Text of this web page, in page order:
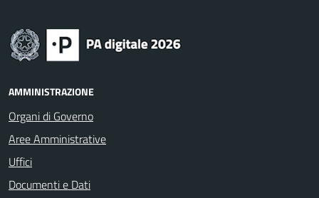
AMMINISTRAZIONE
Organi di Governo
Aree Amministrative
Uffici
Documenti e Dati